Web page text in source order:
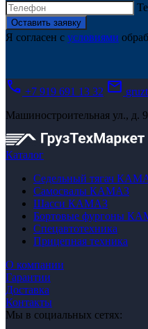
Оставить заявку
Я согласен с условиями
call +7 919 691 13 32 mail
Машиностроительная ул., д.
Каталог
Седельный тягач
Самосвалы КАМАЗ
Шасси КАМАЗ
Бортовые фургоны
Спецавтотехника
Прицепная техника
О компании
Гарантии
Доставка
Контакты
Мы в социальных сетях: